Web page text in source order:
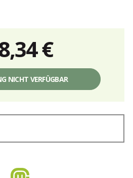
€
NICHT VERFÜGBAR